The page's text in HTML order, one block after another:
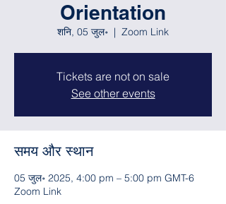
Orientation
शनि, 05 जुल॰
  |
Zoom Link
Tickets are not on sale
See other events
समय और स्थान
05 जुल॰ 2025, 4:00 pm – 5:00 pm GMT-6
Zoom Link